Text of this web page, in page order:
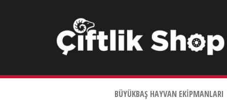
Shop
BÜYÜKBAŞ HAYVAN EKIPMANLARI